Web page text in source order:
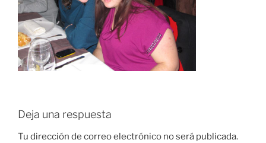
Deja una respuesta
Tu dirección de correo electrónico no será publicada.